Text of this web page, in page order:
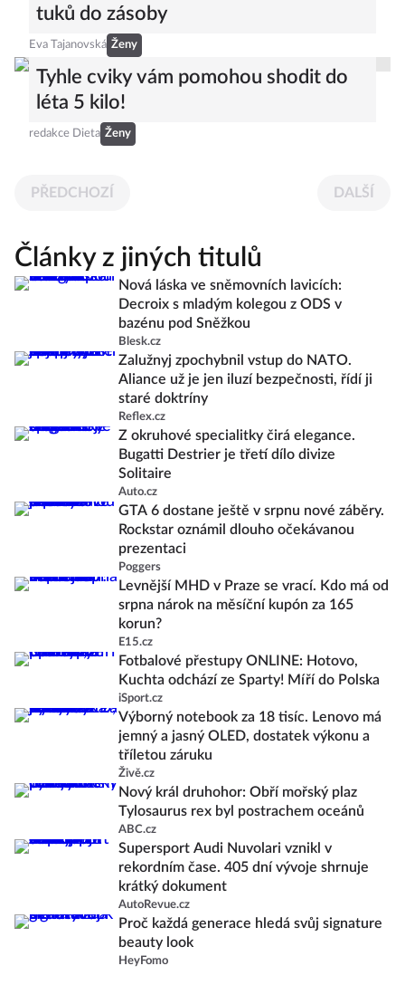
tuků do zásoby
Eva Tajanovská Ženy
Tyhle cviky vám pomohou shodit do
léta 5 kilo!
redakce Dieta Ženy
PŘEDCHOZÍ DALŠÍ
Články z jiných titulů
Nová láska ve sněmovních lavicích:
Decroix s mladým kolegou z ODS v
bazénu pod Sněžkou
Blesk.cz
Zalužnyj zpochybnil vstup do NATO.
Aliance už je jen iluzí bezpečnosti, řídí ji
staré doktríny
Reflex.cz
Z okruhové specialitky čirá elegance.
Bugatti Destrier je třetí dílo divize
Solitaire
Auto.cz
GTA 6 dostane ještě v srpnu nové záběry.
Rockstar oznámil dlouho očekávanou
prezentaci
Poggers
Levnější MHD v Praze se vrací. Kdo má od
srpna nárok na měsíční kupón za 165
korun?
E15.cz
Fotbalové přestupy ONLINE: Hotovo,
Kuchta odchází ze Sparty! Míří do Polska
iSport.cz
Výborný notebook za 18 tisíc. Lenovo má
jemný a jasný OLED, dostatek výkonu a
tříletou záruku
Živě.cz
Nový král druhohor: Obří mořský plaz
Tylosaurus rex byl postrachem oceánů
ABC.cz
Supersport Audi Nuvolari vznikl v
rekordním čase. 405 dní vývoje shrnuje
krátký dokument
AutoRevue.cz
Proč každá generace hledá svůj signature
beauty look
HeyFomo